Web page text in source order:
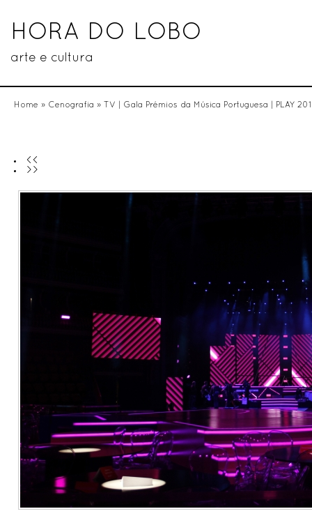
HORA DO LOBO
arte e cultura
Home » Cenografia » TV | Gala Prémios da Música Portuguesa | PLAY
<<
>>